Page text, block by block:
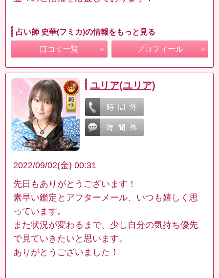
占い師 史華(フミカ)の情報をもっと見る
口コミ一覧 プロフィール
ユリア(ユリア)
2022/09/02(金) 00:31
先日もありがとうございます！
素早い鑑定とアフターメール、いつも嬉しく思
っています。
また状況が変わるまで、少し自分の気持ち優先
で見ていきたいと思います。
ありがとうございました！